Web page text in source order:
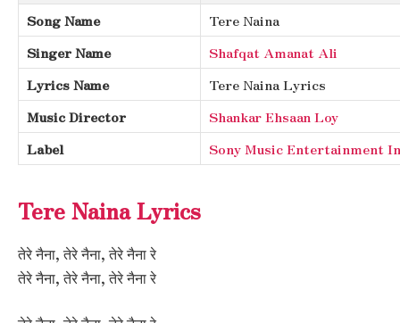
Song Name
Tere Naina
Singer Name
Shafqat Amanat Ali
Lyrics Name
Tere Naina Lyrics
Music Director
Shankar Ehsaan Loy
Label
Sony Music Entertainment
Tere Naina Lyrics
तेरे नैना, तेरे नैना, तेरे नैना रे
तेरे नैना, तेरे नैना, तेरे नैना रे